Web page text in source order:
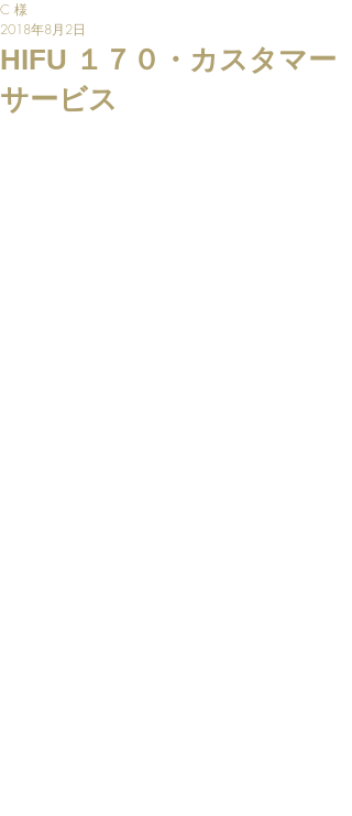
HIFU １７０・カスタマー
サービス
C 様
2018年8月2日